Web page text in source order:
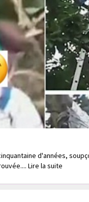
d'années,
Lire la suite